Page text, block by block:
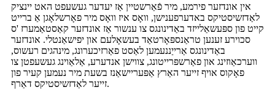
אין אונדזער פירמע, מיר פֿאַרשטיין אַז יעדער געשעפט האט יינציק
לאַדזשיסטיקס באדערפענישן, וואָס איז וואָס מיר פאָרשלאָגן אַ ברייט
קייט פון ספּעשאַלייזד באַדינונגס צו ענשור אַז אונדזער קאַסטאַמערז 'ס
סכוירע זענען טראַנספּאָרטאַד בעשאָלעם און יפישאַנטלי. אונדזער
באַדינונגס אַרייַננעמען לאַסט פאַרזיכערונג, מינהגים רעשוס,
ווערכאַוזינג און פאַרשפּרייטונג, צווישן אנדערע, אַלאַוינג געשעפטן צו
פאָקוס אויף זייער האַרץ אַפּעריישאַנז בשעת מיר נעמען קעיר פון
זייער לאַדזשיסטיקס דאַרף.